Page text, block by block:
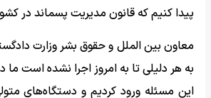
پیدا کنیم که قانون مدیریت پسماند در
معاون بین الملل و حقوق بشر وزارت
به هر دلیلی تا به امروز اجرا نشده است ما
این مسئله ورود کردیم و دستگاه‌های